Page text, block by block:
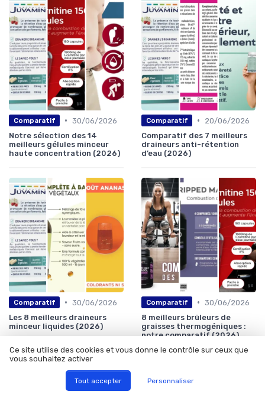
Comparatif • 30/06/2026
Notre sélection des 14
meilleurs gélules minceur
haute concentration (2026)
Comparatif •
20/06/2026
Comparatif des 7 meilleurs
draineurs anti-rétention
d’eau (2026)
Comparatif • 30/06/2026
Les 8 meilleurs draineurs
minceur liquides (2026)
Comparatif • 30/06/2026
8 meilleurs brûleurs de
graisses thermogéniques :
notre comparatif (2026)
Les articles par date
Ce site utilise des cookies et vous donne le contrôle sur ceux que
vous souhaitez activer
Tout accepter Personnaliser